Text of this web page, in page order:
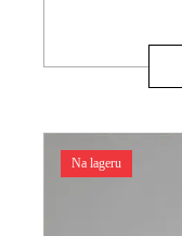
Na lageru